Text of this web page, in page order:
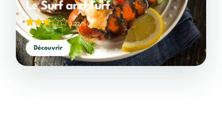
Le Surf and Turf
3,22/5(9 votes)
Découvrir